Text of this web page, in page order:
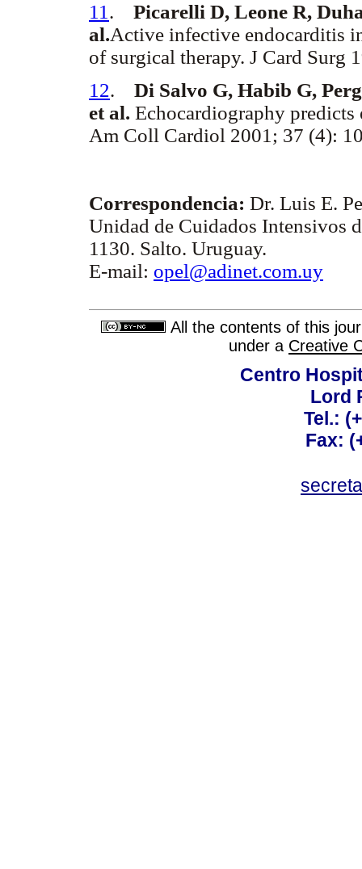
11 . Picarelli D, Leone R,
al.Active infective endocarditis
of surgical therapy. J Card Surg
12. Di Salvo G, Habib G,
et al. Echocardiography
Am Coll Cardiol 2001; 37 (4):
Correspondencia: Dr. Luis E.
Unidad de Cuidados Intensivos
1130. Salto. Uruguay.
E-mail: opel@adinet.com.uy
All the contents of this
under a Creative
Centro
Lord
Tel.:
Fax: